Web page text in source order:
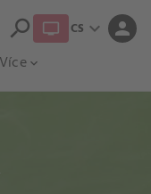
Více expand_more
search CS expand_more person